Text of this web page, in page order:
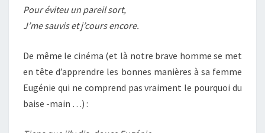
Pour éviteu un pareil sort,
J’me sauvis et j’cours encore.
De même le cinéma (et là notre brave homme se met
en tête d’apprendre les bonnes manières à sa femme
Eugénie qui ne comprend pas vraiment le pourquoi du
baise -main …) :